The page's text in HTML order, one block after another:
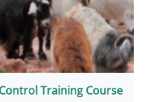
Safe Trade and FMD Control